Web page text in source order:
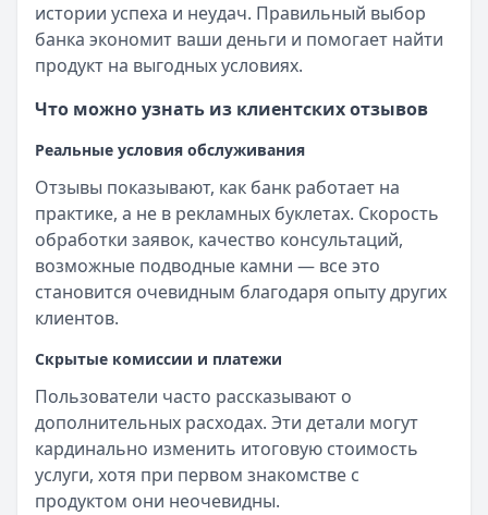
истории успеха и неудач. Правильный выбор
банка экономит ваши деньги и помогает найти
продукт на выгодных условиях.
Что можно узнать из клиентских отзывов
Реальные условия обслуживания
Отзывы показывают, как банк работает на
практике, а не в рекламных буклетах. Скорость
обработки заявок, качество консультаций,
возможные подводные камни — все это
становится очевидным благодаря опыту других
клиентов.
Скрытые комиссии и платежи
Пользователи часто рассказывают о
дополнительных расходах. Эти детали могут
кардинально изменить итоговую стоимость
услуги, хотя при первом знакомстве с
продуктом они неочевидны.